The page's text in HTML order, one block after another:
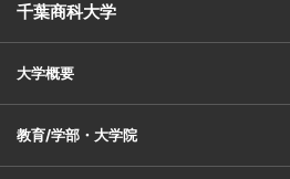
千葉商科大学
大学概要
教育/学部・大学院